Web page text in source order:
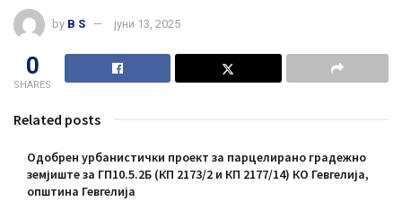
by B S јуни 13, 2025
0
SHARES
Related posts
Одобрен урбанистички проект за парцелирано градежно
земјиште за ГП10.5.2Б (КП 2173/2 и КП 2177/14) КО Гевгелија,
општина Гевгелија